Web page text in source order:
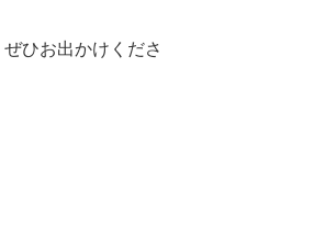
ひお出かけくださ